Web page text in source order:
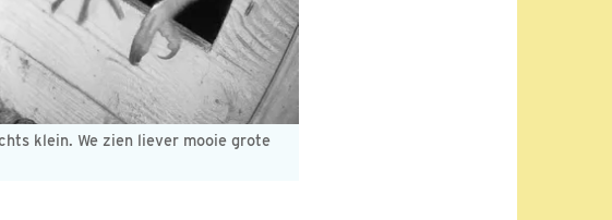
klein. We zien liever mooie grote